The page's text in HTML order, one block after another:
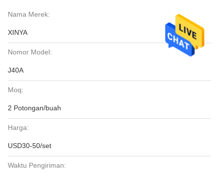
Nama Merek:
XINYA
Nomor Model:
J40A
Moq:
2 Potongan/buah
Harga:
USD30-50/set
Waktu Pengiriman: